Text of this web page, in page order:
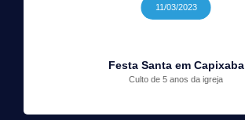
11/03/2023
Festa Santa em Capixaba
Culto de 5 anos da igreja